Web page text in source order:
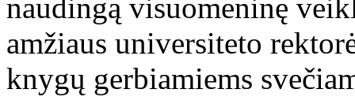
naudingą visuomeninę
amžiaus universiteto
knygų gerbiamiems